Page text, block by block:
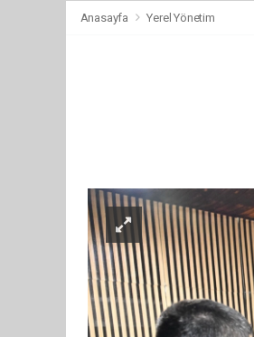
Anasayfa Yerel Yönetim